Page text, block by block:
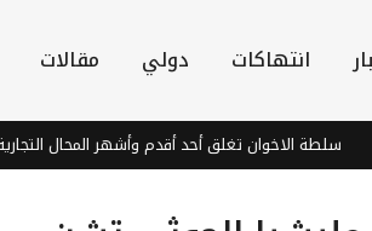
انتهاكات دولي مقالات
تغلق أحد أقدم وأشهر المحال التجارية في تعز